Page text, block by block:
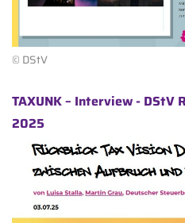
© DStV
TAXUNK – Interview - DStV
2025